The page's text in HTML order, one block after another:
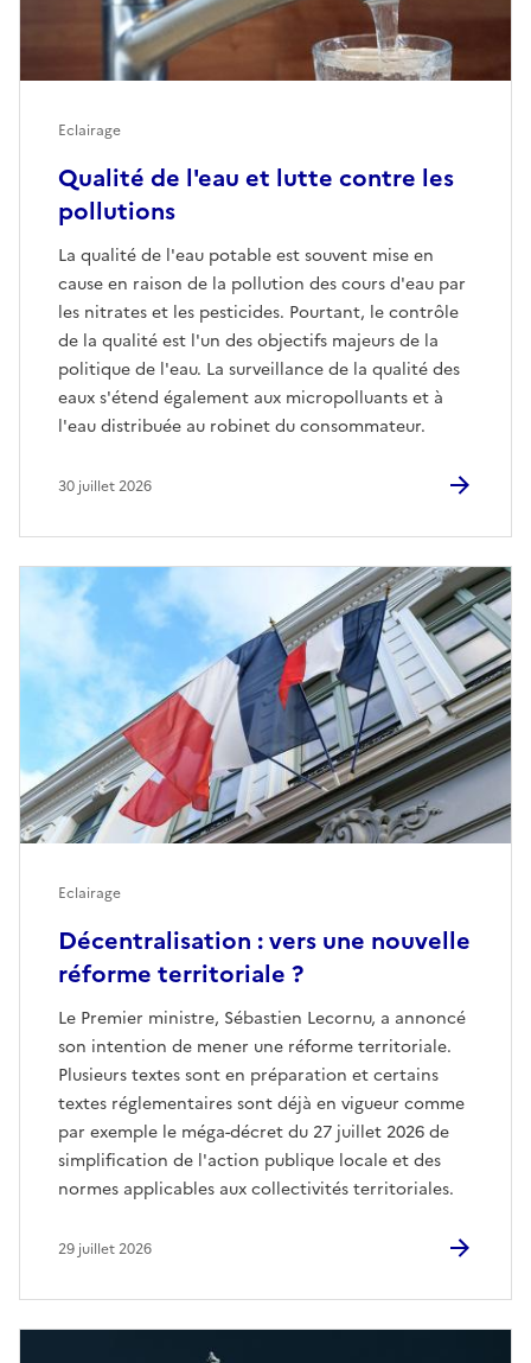
Qualité de l'eau et lutte contre les
pollutions
La qualité de l'eau potable est souvent mise en
cause en raison de la pollution des cours d'eau par
les nitrates et les pesticides. Pourtant, le contrôle
de la qualité est l'un des objectifs majeurs de la
politique de l'eau. La surveillance de la qualité des
eaux s'étend également aux micropolluants et à
l'eau distribuée au robinet du consommateur.
Eclairage
30 juillet 2026
Décentralisation : vers une nouvelle
réforme territoriale ?
Le Premier ministre, Sébastien Lecornu, a annoncé
son intention de mener une réforme territoriale.
Plusieurs textes sont en préparation et certains
textes réglementaires sont déjà en vigueur comme
par exemple le méga-décret du 27 juillet 2026 de
simplification de l'action publique locale et des
normes applicables aux collectivités territoriales.
Eclairage
29 juillet 2026